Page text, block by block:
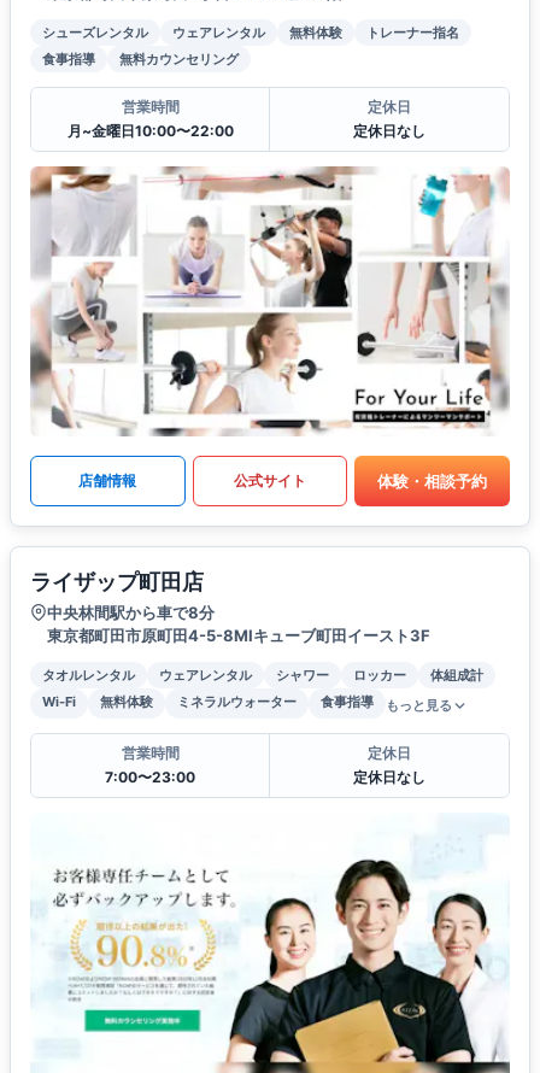
シューズレンタル ウェアレンタル 無料体験
トレーナー指名
食事指導
無料カウンセリング
営業時間
月~金曜日10:00〜22:00
定休日
定休日なし
店舗情報 公式サイト 体験・相談予約
ライザップ町田店
中央林間駅から車で8分
東京都町田市原町田4-5-8MIキューブ町田イースト3F
タオルレンタル ウェアレンタル シャワー ロッカー
体組成計
Wi-Fi
無料体験 ミネラルウォーター 食事指導 もっと見る
営業時間
7:00〜23:00
定休日
定休日なし